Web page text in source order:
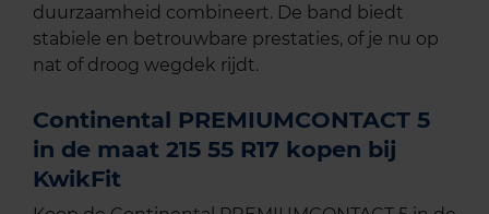
duurzaamheid combineert. De band biedt
stabiele en betrouwbare prestaties, of je nu op
nat of droog wegdek rijdt.
Continental PREMIUMCONTACT 5
in de maat 215 55 R17 kopen bij
KwikFit